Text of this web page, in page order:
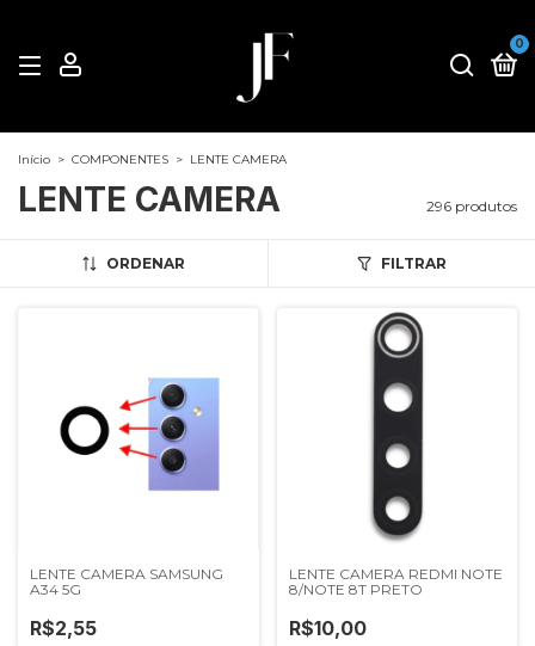
0
Início > COMPONENTES > LENTE CAMERA
LENTE CAMERA 296 produtos
ORDENAR FILTRAR
LENTE CAMERA SAMSUNG
A34 5G
R$2,55
LENTE CAMERA REDMI NOTE
8/NOTE 8T PRETO
R$10,00